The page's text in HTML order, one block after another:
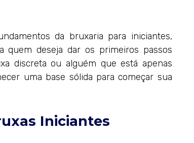
da bruxaria para iniciantes,
quem deseja dar os primeiros passos
discreta ou alguém que está apenas
uma base sólida para começar sua
Iniciantes